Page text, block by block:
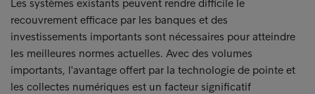
Les systèmes existants peuvent rendre difficile le
recouvrement efficace par les banques et des
investissements importants sont nécessaires pour atteindre
les meilleures normes actuelles. Avec des volumes
importants, l'avantage offert par la technologie de pointe et
les collectes numériques est un facteur significatif